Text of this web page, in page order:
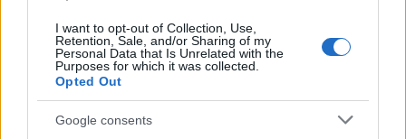
I want to opt-out of Collection, Use,
Retention, Sale, and/or Sharing of my
Personal Data that Is Unrelated with the
Purposes for which it was collected.
Opted Out
Google consents